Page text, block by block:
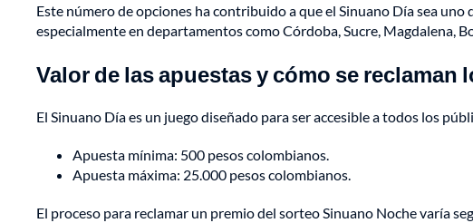
Este número de opciones ha contribuido a que el Sinuano Día sea uno
especialmente en departamentos como Córdoba, Sucre, Magdalena,
Valor de las apuestas y cómo se
El Sinuano Día es un juego diseñado para ser accesible a todos los
Apuesta mínima: 500 pesos colombianos.
Apuesta máxima: 25.000 pesos colombianos.
El proceso para reclamar un premio del sorteo Sinuano Noche varía